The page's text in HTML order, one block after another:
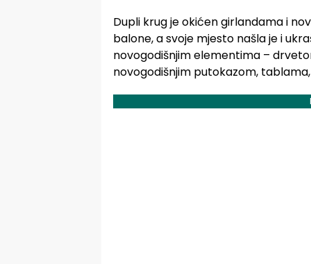
Dupli krug je okićen girlandama i
balone, a svoje mjesto našla je i
novogodišnjim elementima –
novogodišnjim putokazom,